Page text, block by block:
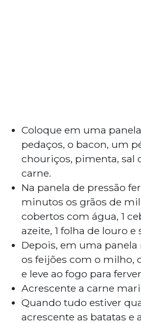
Coloque em uma
pedaços, o bacon, um
chouriços, pimenta, sal
carne.
Na panela de pressão
minutos os grãos de
cobertos com água, 1
azeite, 1 folha de louro e
Depois, em uma
os feijões com o milho,
e leve ao fogo para
Acrescente a carne
Quando tudo estiver
acrescente as batatas e